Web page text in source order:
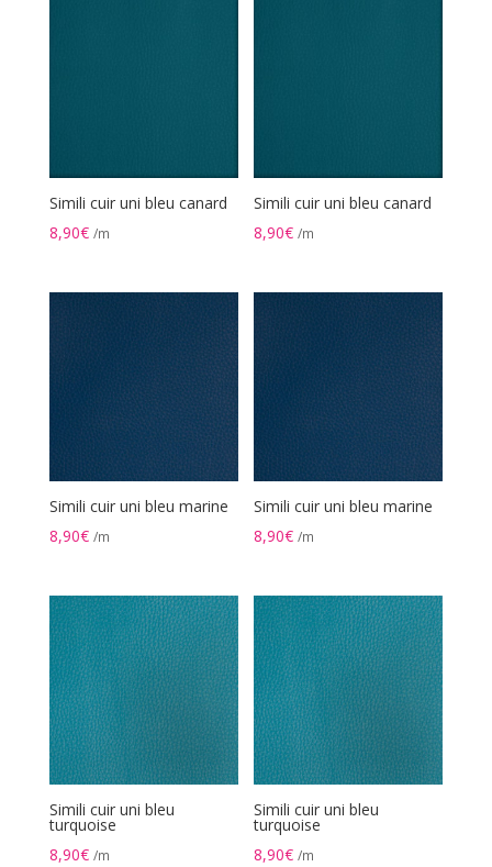
Simili cuir uni bleu canard
8,90€ /m
Simili cuir uni bleu canard
8,90€ /m
Simili cuir uni bleu marine
8,90€ /m
Simili cuir uni bleu marine
8,90€ /m
Simili cuir uni bleu
turquoise
8,90€ /m
Simili cuir uni bleu
turquoise
8,90€ /m